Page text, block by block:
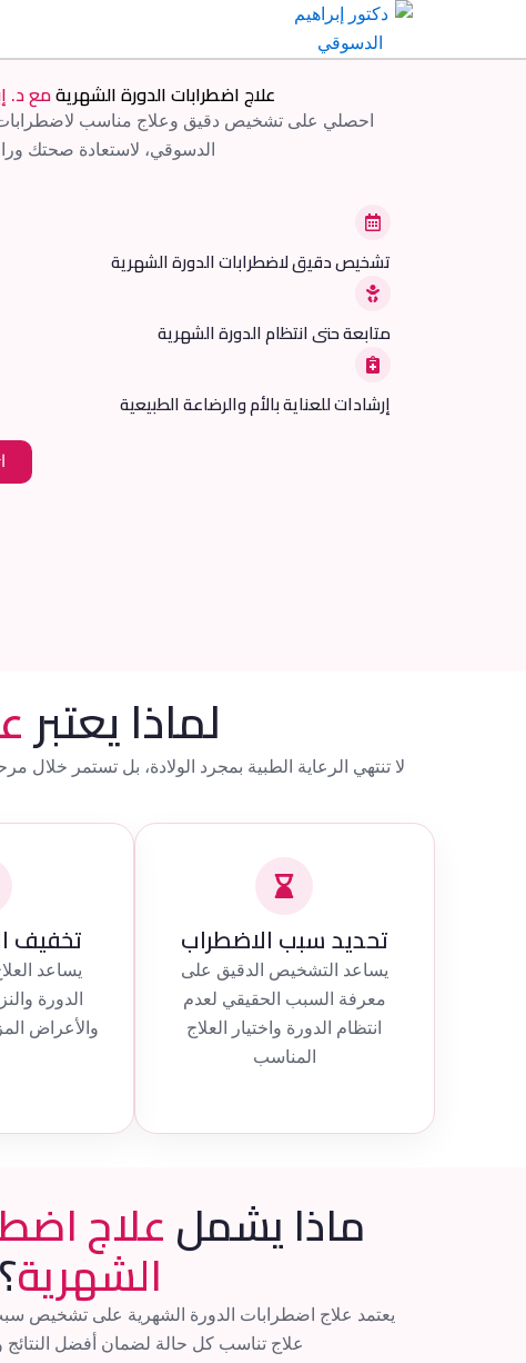
علاج اضطرابات الدورة الشهريةمع د.
احصلي على تشخيص دقيق وعلاج مناسب لاضطرابات
الدسوقي، لاستعادة صحتك
تشخيص دقيق لاضطرابات الدورة الشهرية
متابعة حتى انتظام الدورة الشهرية
إرشادات للعناية بالأم والرضاعة الطبيعية
لماذا يعتبر
لا تنتهي الرعاية الطبية بمجرد الولادة، بل تستمر خلال
تحديد سبب الاضطراب
يساعد التشخيص الدقيق على
معرفة السبب الحقيقي لعدم
انتظام الدورة واختيار العلاج
المناسب
تخفيف
يساعد
الدورة
والأعراض
ماذا يشملعلاج
الشهرية؟يعتمد علاج اضطرابات الدورة الشهرية على تشخيص
علاج تناسب كل حالة لضمان أفضل